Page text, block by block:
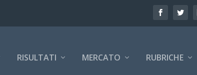
RISULTATI MERCATO RUBRICHE